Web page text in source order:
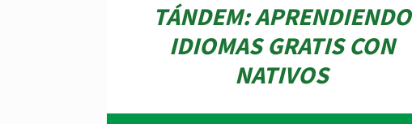
TÁNDEM: APRENDIENDO
IDIOMAS GRATIS CON
NATIVOS